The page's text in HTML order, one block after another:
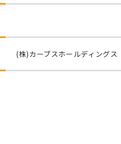
(株)カーブスホールディングス